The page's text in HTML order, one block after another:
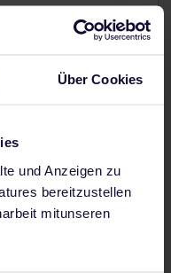
Über Cookies
und Anzeigen zu
bereitzustellen
mitunseren
Option
ist, sollte die
testen. Unbedingt
um durch Europa